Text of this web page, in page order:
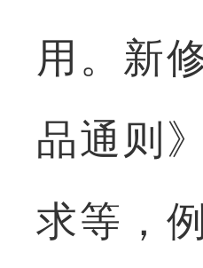
用。新
品通则
求等，